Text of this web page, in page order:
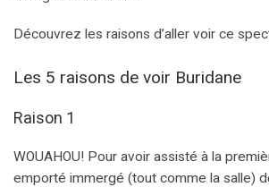
Découvrez les raisons d’aller voir ce
Les 5 raisons de voir Buridane
Raison 1
WOUAHOU! Pour avoir assisté à la
emporté immergé (tout comme la salle)